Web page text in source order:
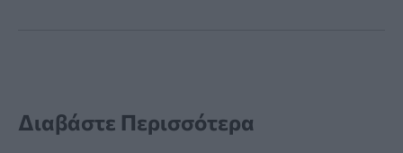
Διαβάστε Περισσότερα